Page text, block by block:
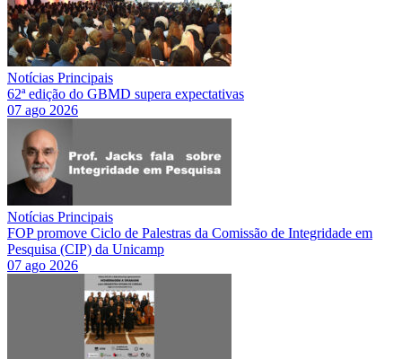
Notícias Principais
62ª edição do GBMD supera expectativas
07 ago 2026
Notícias Principais
FOP promove Ciclo de Palestras da Comissão de Integridade em
Pesquisa (CIP) da Unicamp
07 ago 2026